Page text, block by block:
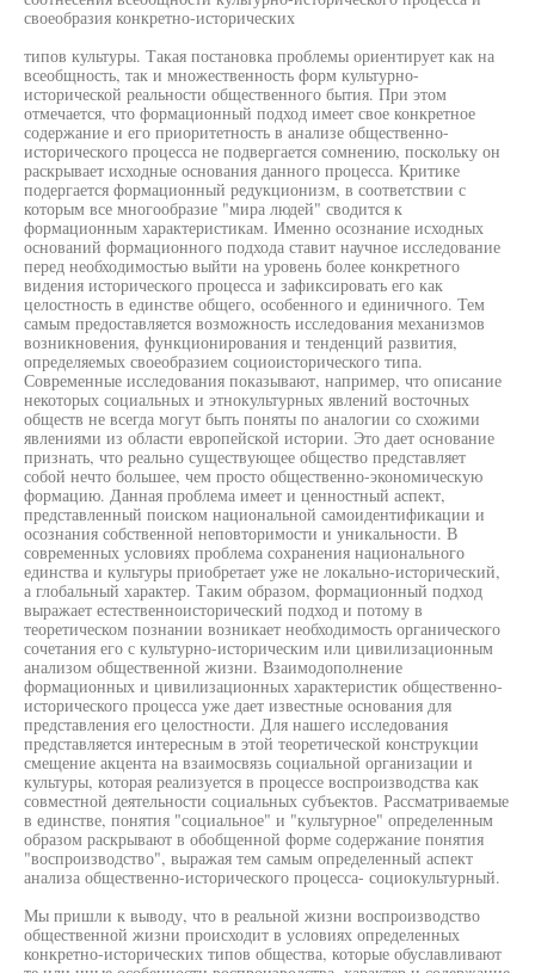
своеобразия конкретно-исторических
типов культуры. Такая постановка проблемы ориентирует как на
всеобщность, так и множественность форм культурно-
исторической реальности общественного бытия. При этом
отмечается, что формационный подход имеет свое конкретное
содержание и его приоритетность в анализе общественно-
исторического процесса не подвергается сомнению, поскольку он
раскрывает исходные основания данного процесса. Критике
подергается формационный редукционизм, в соответствии с
которым все многообразие "мира людей" сводится к
формационным характеристикам. Именно осознание исходных
оснований формационного подхода ставит научное исследование
перед необходимостью выйти на уровень более конкретного
видения исторического процесса и зафиксировать его как
целостность в единстве общего, особенного и единичного. Тем
самым предоставляется возможность исследования механизмов
возникновения, функционирования и тенденций развития,
определяемых своеобразием социоисторического типа.
Современные исследования показывают, например, что описание
некоторых социальных и этнокультурных явлений восточных
обществ не всегда могут быть поняты по аналогии со схожими
явлениями из области европейской истории. Это дает основание
признать, что реально существующее общество представляет
собой нечто большее, чем просто общественно-экономическую
формацию. Данная проблема имеет и ценностный аспект,
представленный поиском национальной самоидентификации и
осознания собственной неповторимости и уникальности. В
современных условиях проблема сохранения национального
единства и культуры приобретает уже не локально-исторический,
а глобальный характер. Таким образом, формационный подход
выражает естественноисторический подход и потому в
теоретическом познании возникает необходимость органического
сочетания его с культурно-историческим или цивилизационным
анализом общественной жизни. Взаимодополнение
формационных и цивилизационных характеристик общественно-
исторического процесса уже дает известные основания для
представления его целостности. Для нашего исследования
представляется интересным в этой теоретической конструкции
смещение акцента на взаимосвязь социальной организации и
культуры, которая реализуется в процессе воспроизводства как
совместной деятельности социальных субъектов. Рассматриваемые
в единстве, понятия "социальное" и "культурное" определенным
образом раскрывают в обобщенной форме содержание понятия
"воспроизводство", выражая тем самым определенный аспект
анализа общественно-исторического процесса- социокультурный.
Мы пришли к выводу, что в реальной жизни воспроизводство
общественной жизни происходит в условиях определенных
конкретно-исторических типов общества, которые обуславливают